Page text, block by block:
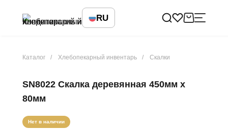
RU
Каталог Хлебопекарный инвентарь Скалки
SN8022 Скалка деревянная 450мм х
80мм
Нет в наличии